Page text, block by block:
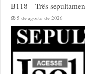
B118 – Três
5 de agosto de 2026